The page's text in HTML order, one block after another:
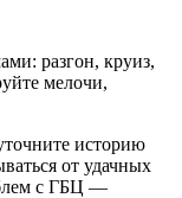
разгон, круиз,
мелочи,
историю
от удачных
с ГБЦ —